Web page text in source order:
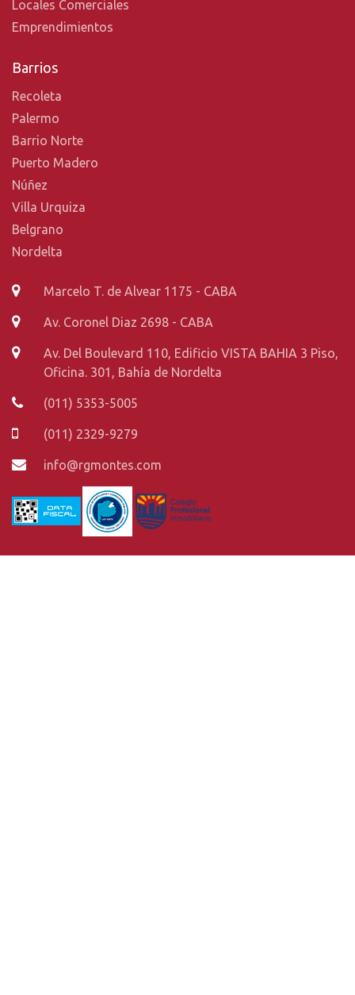
Locales Comerciales
Emprendimientos
Barrios
Recoleta
Palermo
Barrio Norte
Puerto Madero
Núñez
Villa Urquiza
Belgrano
Nordelta
Marcelo T. de Alvear 1175 - CABA
Av. Coronel Diaz 2698 - CABA
Av. Del Boulevard 110, Edificio VISTA BAHIA 3 Piso,
Oficina. 301, Bahía de Nordelta
(011) 5353-5005
(011) 2329-9279
info@rgmontes.com